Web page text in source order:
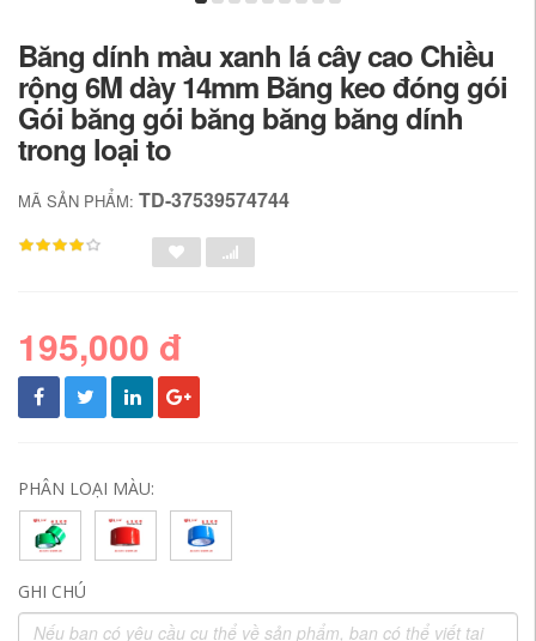
Băng dính màu xanh lá cây cao Chiều
rộng 6M dày 14mm Băng keo đóng gói
Gói băng gói băng băng băng dính
trong loại to
MÃ SẢN PHẨM: TD-37539574744
195,000 đ
PHÂN LOẠI MÀU:
GHI CHÚ